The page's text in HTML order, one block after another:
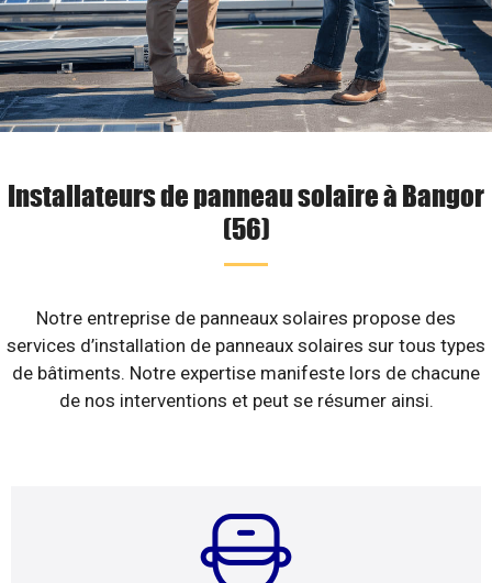
Installateurs de panneau solaire à Bangor
(56)
Notre entreprise de panneaux solaires propose des
services d’installation de panneaux solaires sur tous types
de bâtiments. Notre expertise manifeste lors de chacune
de nos interventions et peut se résumer ainsi.